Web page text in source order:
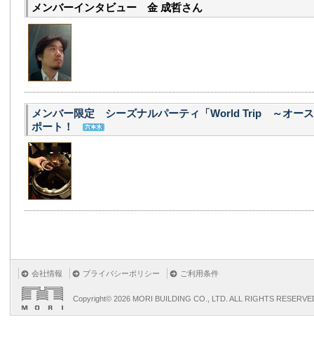
メンバーインタビュー 金 成哲さん
メンバー限定 シーズナルパーティ「World Trip ～オー
ポート！
会社情報 プライバシーポリシー ご利用条件
Copyright© 2026 MORI BUILDING CO., LTD. ALL RIGHTS